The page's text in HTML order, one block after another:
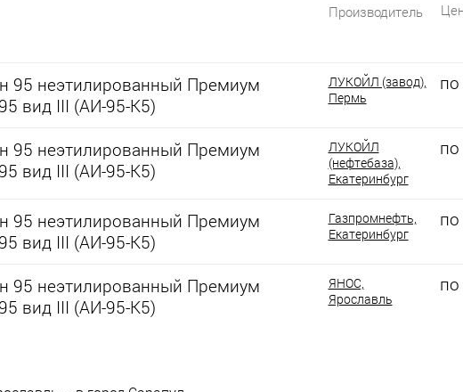
Производитель
95 неэтилированный Премиум
вид III (АИ-95-К5)
ЛУКОЙЛ (завод),
Пермь
95 неэтилированный Премиум
вид III (АИ-95-К5)
ЛУКОЙЛ
(нефтебаза),
Екатеринбург
95 неэтилированный Премиум
вид III (АИ-95-К5)
Газпромнефть,
Екатеринбург
95 неэтилированный Премиум
вид III (АИ-95-К5)
ЯНОС,
Ярославль